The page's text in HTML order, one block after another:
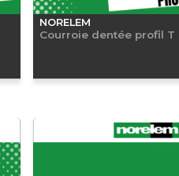
NORELEM
Courroie dentée profil T